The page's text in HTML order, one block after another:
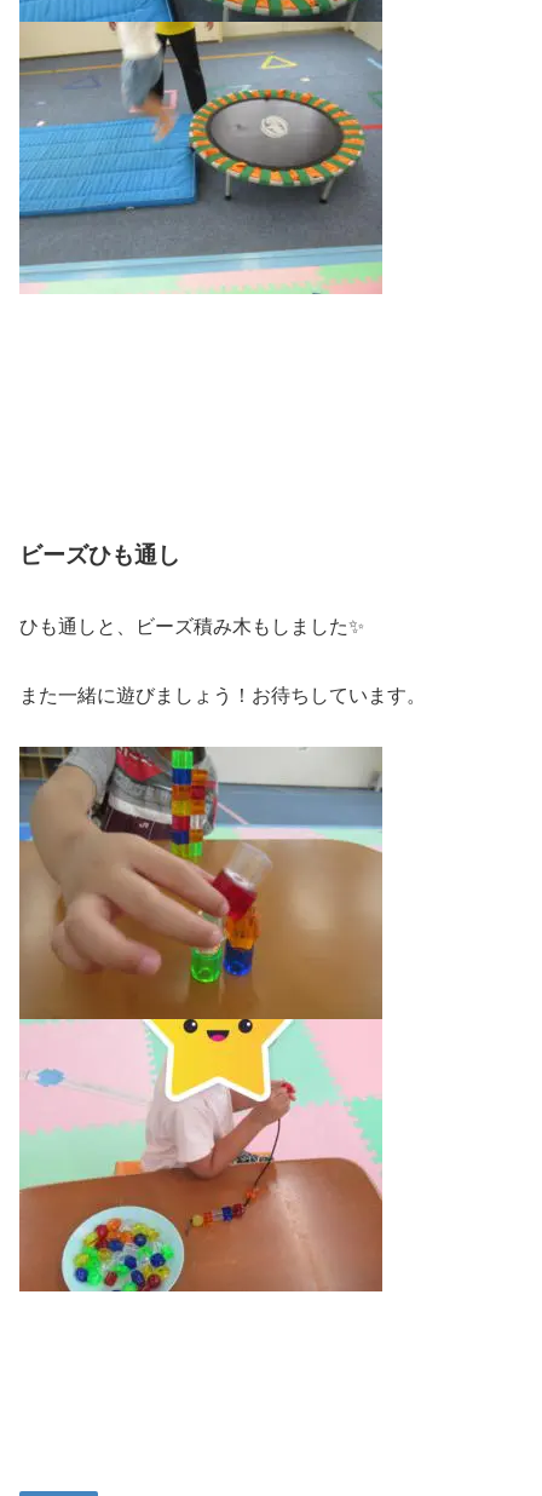
ビーズひも通し
ひも通しと、ビーズ積み木もしました✨
また一緒に遊びましょう！お待ちしています。